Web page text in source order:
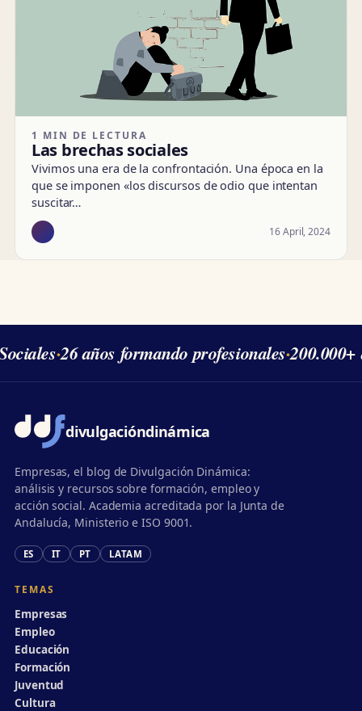
1 MIN DE LECTURA
Las brechas sociales
Vivimos una era de la confrontación. Una época en la
que se imponen «los discursos de odio que intentan
suscitar…
16 April, 2024
·26 años formando profesionales·200.000+
divulgacióndinámica
Empresas, el blog de Divulgación Dinámica:
análisis y recursos sobre formación, empleo y
acción social. Academia acreditada por la Junta de
Andalucía, Ministerio e ISO 9001.
ES IT PT LATAM
TEMAS
Empresas
Empleo
Educación
Formación
Juventud
Cultura